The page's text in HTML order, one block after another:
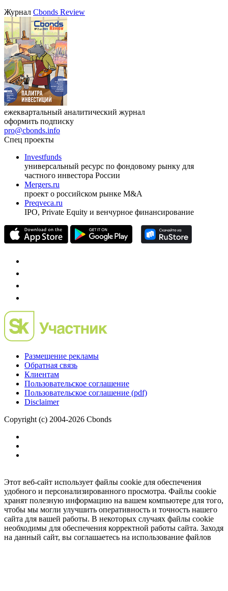
Журнал Cbonds Review
ежеквартальный аналитический журнал
оформить подписку
pro@cbonds.info
Спец проекты
Investfunds
универсальный ресурс по фондовому рынку для
частного инвестора России
Mergers.ru
проект о российском рынке M&A
Preqveca.ru
IPO, Private Equity и венчурное финансирование
Размещение рекламы
Обратная связь
Клиентам
Пользовательское соглашение
Пользовательское соглашение (pdf)
Disclaimer
Copyright (c) 2004-2026 Cbonds
Этот веб-сайт использует файлы cookie для обеспечения
удобного и персонализированного просмотра. Файлы cookie
хранят полезную информацию на вашем компьютере для того,
чтобы мы могли улучшить оперативность и точность нашего
сайта для вашей работы. В некоторых случаях файлы cookie
необходимы для обеспечения корректной работы сайта. Заходя
на данный сайт, вы соглашаетесь на использование файлов